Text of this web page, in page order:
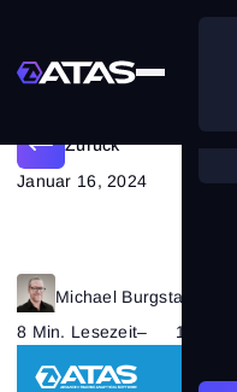
Was
Zurück
Januar 16, 2024
Michael Burgstaller
8 Min. Lesezeit– 1416